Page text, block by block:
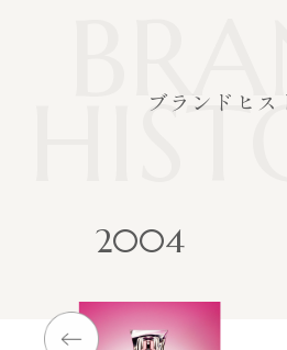
ブランドヒス
2004